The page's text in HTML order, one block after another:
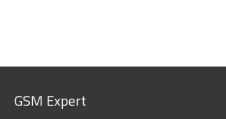
GSM Expert